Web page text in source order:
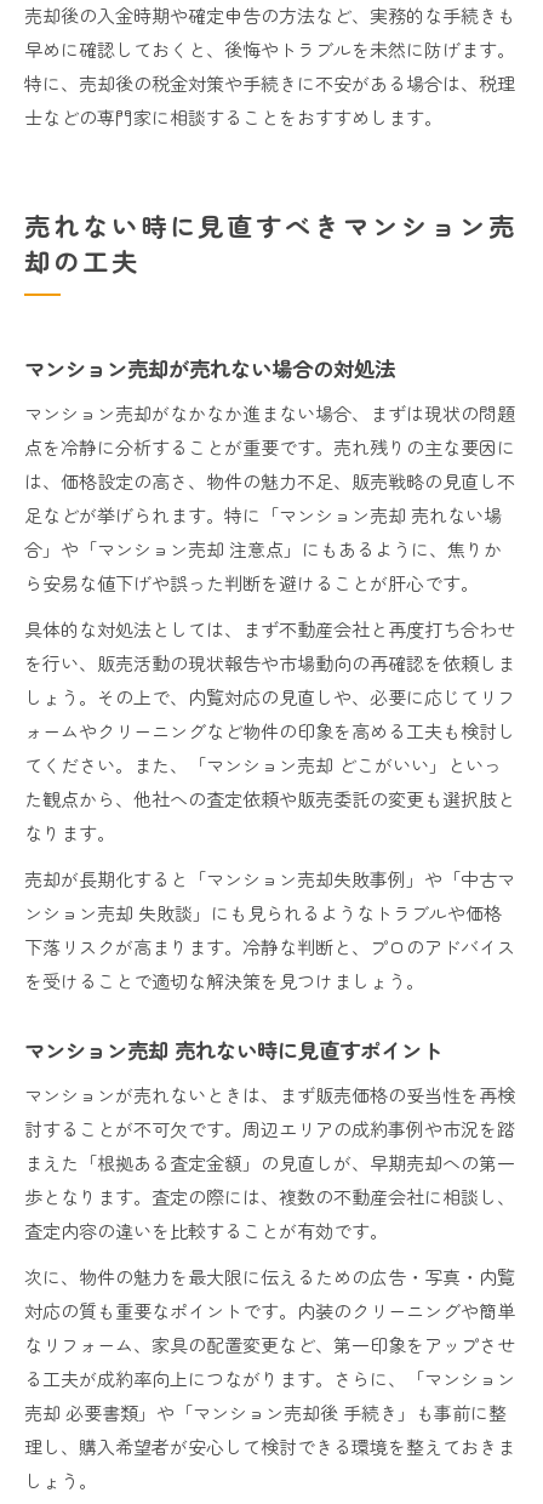
売却後の入金時期や確定申告の方法など、実務的な手続きも
早めに確認しておくと、後悔やトラブルを未然に防げます。
特に、売却後の税金対策や手続きに不安がある場合は、税理
士などの専門家に相談することをおすすめします。
売れない時に見直すべきマンション売
却の工夫
マンション売却が売れない場合の対処法
マンション売却がなかなか進まない場合、まずは現状の問題
点を冷静に分析することが重要です。売れ残りの主な要因に
は、価格設定の高さ、物件の魅力不足、販売戦略の見直し不
足などが挙げられます。特に「マンション売却 売れない場
合」や「マンション売却 注意点」にもあるように、焦りか
ら安易な値下げや誤った判断を避けることが肝心です。
具体的な対処法としては、まず不動産会社と再度打ち合わせ
を行い、販売活動の現状報告や市場動向の再確認を依頼しま
しょう。その上で、内覧対応の見直しや、必要に応じてリフ
ォームやクリーニングなど物件の印象を高める工夫も検討し
てください。また、「マンション売却 どこがいい」といっ
た観点から、他社への査定依頼や販売委託の変更も選択肢と
なります。
売却が長期化すると「マンション売却失敗事例」や「中古マ
ンション売却 失敗談」にも見られるようなトラブルや価格
下落リスクが高まります。冷静な判断と、プロのアドバイス
を受けることで適切な解決策を見つけましょう。
マンション売却 売れない時に見直すポイント
マンションが売れないときは、まず販売価格の妥当性を再検
討することが不可欠です。周辺エリアの成約事例や市況を踏
まえた「根拠ある査定金額」の見直しが、早期売却への第一
歩となります。査定の際には、複数の不動産会社に相談し、
査定内容の違いを比較することが有効です。
次に、物件の魅力を最大限に伝えるための広告・写真・内覧
対応の質も重要なポイントです。内装のクリーニングや簡単
なリフォーム、家具の配置変更など、第一印象をアップさせ
る工夫が成約率向上につながります。さらに、「マンション
売却 必要書類」や「マンション売却後 手続き」も事前に整
理し、購入希望者が安心して検討できる環境を整えておきま
しょう。